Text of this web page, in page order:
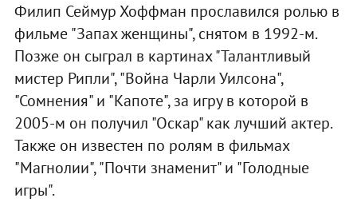
Филип Сеймур Хоффман прославился ролью в
фильме "Запах женщины", снятом в 1992-м.
Позже он сыграл в картинах "Талантливый
мистер Рипли", "Война Чарли Уилсона",
"Сомнения" и "Капоте", за игру в которой в
2005-м он получил "Оскар" как лучший актер.
Также он известен по ролям в фильмах
"Магнолии", "Почти знаменит" и "Голодные
игры".